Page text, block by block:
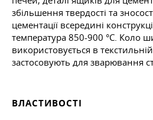
збільшення твердості та
цементації всередині
температура 850-900 °C. Коло
використовується в
застосовують для зварювання
ВЛАСТИВОСТІ